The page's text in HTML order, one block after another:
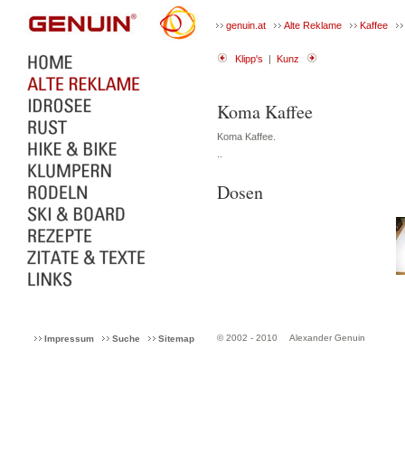
genuin.at Alte Reklame Kaffee
Klipp's | Kunz
Koma Kaffee
Koma Kaffee.
Dosen
Impressum Suche Sitemap © 2002 - 2010 Alexander Genuin